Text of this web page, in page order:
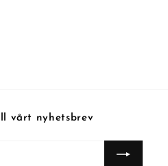
vårt nyhetsbrev